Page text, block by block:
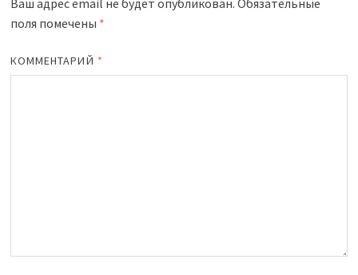
поля помечены *
КОММЕНТАРИЙ *